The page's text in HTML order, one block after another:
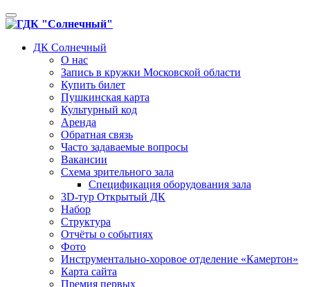
Toggle
navigation
ДК Солнечный
О нас
Запись в кружки Московской области
Купить билет
Пушкинская карта
Культурный код
Аренда
Обратная связь
Часто задаваемые вопросы
Вакансии
Схема зрительного зала
Спецификация оборудования зала
3D-тур Открытый ДК
Набор
Структура
Отчёты о событиях
Фото
Инструментально-хоровое отделение «Камертон»
Карта сайта
Премия первых